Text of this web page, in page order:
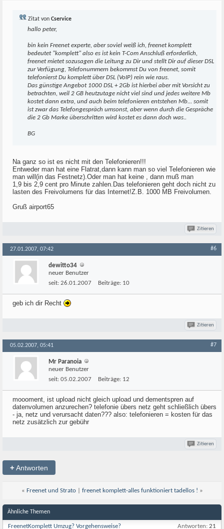
Zitat von Cservice
hallo peter,
bin kein Freenet experte, aber soviel weiß ich, freenet komplett
bedeutet "komplett" also es ist kein T-Com Anschluß erforderlich,
freenet mietet sozusagen die Leitung zu Dir und stellt Dir auf dieser DSL
zur Verfügung, Telefonummern bekommst Du von freenet, somit
telefonierst Du komplett über DSL (VoIP) rein wie raus.
Das günstige Angebot 1000 DSL + 2Gb ist hierbei aber mit Vorsicht zu
betrachten, weil 2 GB heutzutage nicht viel sind und jedes weitere Mb
kostet dann extra, und auch beim telefonieren entstehen Mb... somit
ist zwar das Telefongespräch umsonst, aber wenn durch die Gespräche
die 2 Gb Marke überschritten wird kostet es dann doch was..
BG
Na ganz so ist es nicht mit den Telefonieren!!!
Entweder man hat eine Flatrat,dann kann man so viel Telefonieren wie
man will(in das Festnetz).Oder man hat keine , dann muß man
1,9 bis 2,9 cent pro Minute zahlen.Das telefonieren geht doch nicht zu
lasten des Freivolumens für das Internet!Z.B. 1000 MB Freivolumen.
Gruß airport65
Zitieren
27.01.2007, 07:42 #6
dewitto34
neuer Benutzer
seit: 26.01.2007 Beiträge: 10
geb ich dir Recht
Zitieren
05.02.2007, 05:41 #7
Mr Paranoia
neuer Benutzer
seit: 05.02.2007 Beiträge: 12
moooment, ist upload nicht gleich upload und dementspren auf
datenvolumen anzurechen? telefonie übers netz geht schließlich übers
- ja, netz und verursacht daten??? also: telefonieren = kosten für das
netz zusätzlich zur gebühr
Zitieren
+Antworten
« Freenet und Strato| freenet komplett-alles funktioniert tadellos ! »
Ähnliche Themen
FreenetKomplett Umzug? Vorgehensweise? Antworten: 21